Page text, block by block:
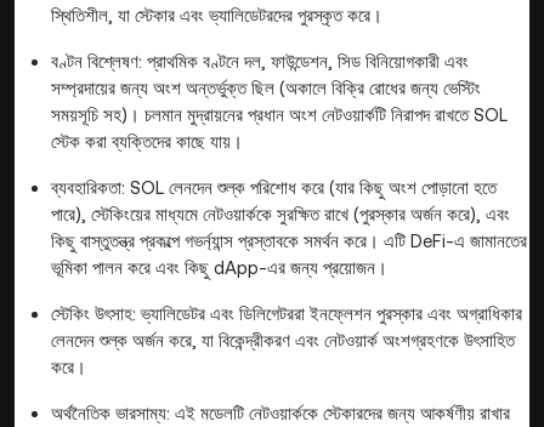
স্থিতিশীল, যা স্টেকার এবং ভ্যালিডেটরদের পুরস্কৃত করে।
বণ্টন বিশ্লেষণ: প্রাথমিক বণ্টনে দল, ফাউন্ডেশন, সিড বিনিয়োগকারী এবং
সম্প্রদায়ের জন্য অংশ অন্তর্ভুক্ত ছিল (অকালে বিক্রি রোধের জন্য ভেস্টিং
সময়সূচি সহ)। চলমান মুদ্রায়নের প্রধান অংশ নেটওয়ার্কটি নিরাপদ রাখতে SOL
স্টেক করা ব্যক্তিদের কাছে যায়।
ব্যবহারিকতা: SOL লেনদেন শুল্ক পরিশোধ করে (যার কিছু অংশ পোড়ানো হতে
পারে), স্টেকিংয়ের মাধ্যমে নেটওয়ার্ককে সুরক্ষিত রাখে (পুরস্কার অর্জন করে), এবং
কিছু বাস্তুতন্ত্র প্রকল্পে গভর্ন্যান্স প্রস্তাবকে সমর্থন করে। এটি DeFi-এ জামানতের
ভূমিকা পালন করে এবং কিছু dApp-এর জন্য প্রয়োজন।
স্টেকিং উৎসাহ: ভ্যালিডেটর এবং ডিলিগেটররা ইনফ্লেশন পুরস্কার এবং অগ্রাধিকার
লেনদেন শুল্ক অর্জন করে, যা বিকেন্দ্রীকরণ এবং নেটওয়ার্ক অংশগ্রহণকে উৎসাহিত
করে।
অর্থনৈতিক ভারসাম্য: এই মডেলটি নেটওয়ার্ককে স্টেকারদের জন্য আকর্ষণীয় রাখার